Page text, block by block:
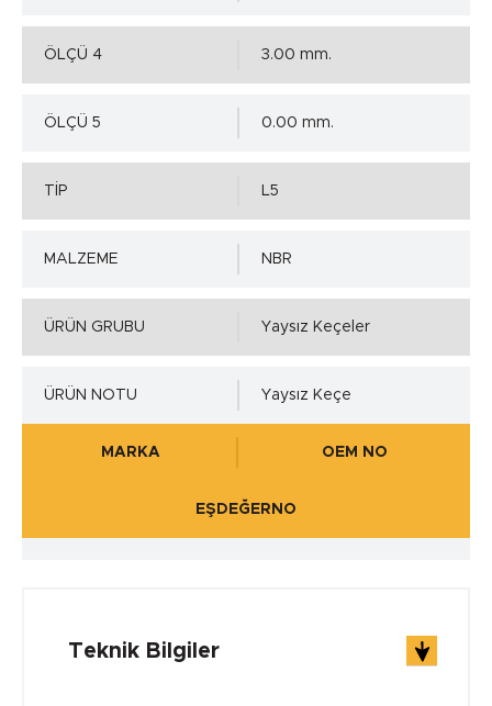
ÖLÇÜ 4 3.00 mm.
ÖLÇÜ 5 0.00 mm.
TİP L5
MALZEME NBR
ÜRÜN GRUBU Yaysız Keçeler
ÜRÜN NOTU Yaysız Keçe
MARKA OEM NO
EŞDEĞERNO
Teknik Bilgiler